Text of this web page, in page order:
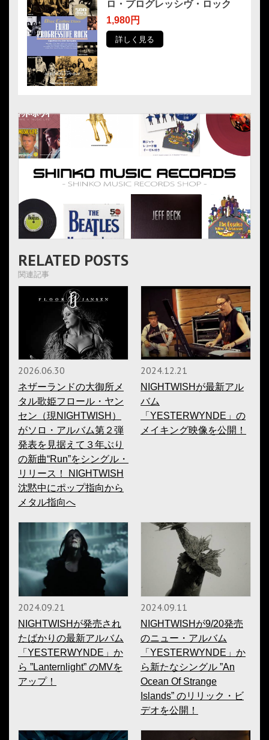
ロ・プログレッシヴ・ロック
1,980円
詳しく見る
RELATED POSTS
関連記事
2026.06.30
ネザーランドの大御所メ
タル歌姫フロール・ヤン
セン（現NIGHTWISH）
がソロ・アルバム第２弾
発表を見据えて３年ぶり
の新曲“Run”をシングル・
リリース！ NIGHTWISH
沈黙中にポップ指向から
メタル指向へ
2024.12.21
NIGHTWISHが最新アル
バム
「YESTERWYNDE」の
メイキング映像を公開！
2024.09.21
NIGHTWISHが発売され
たばかりの最新アルバム
「YESTERWYNDE」か
ら ”Lanternlight” のMVを
アップ！
2024.09.11
NIGHTWISHが9/20発売
のニュー・アルバム
「YESTERWYNDE」か
ら新たなシングル ”An
Ocean Of Strange
Islands” のリリック・ビ
デオを公開！